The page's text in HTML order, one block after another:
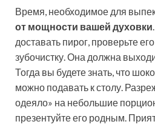
Время, необходимое для
от мощности вашей духовки
доставать пирог, проверьте
зубочистку. Она должна
Тогда вы будете знать, что
можно подавать к столу.
одеяло» на небольшие
презентуйте его родным.